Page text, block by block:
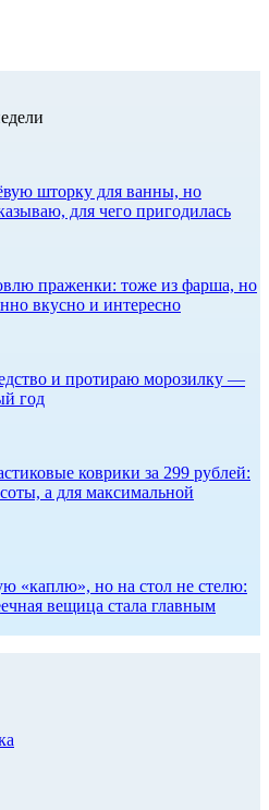
шторку для ванны, но
для чего пригодилась
праженки: тоже из фарша, но
вкусно и интересно
и протираю морозилку —
год
коврики за 299 рублей:
а для максимальной
«каплю», но на стол не стелю:
вещица стала главным